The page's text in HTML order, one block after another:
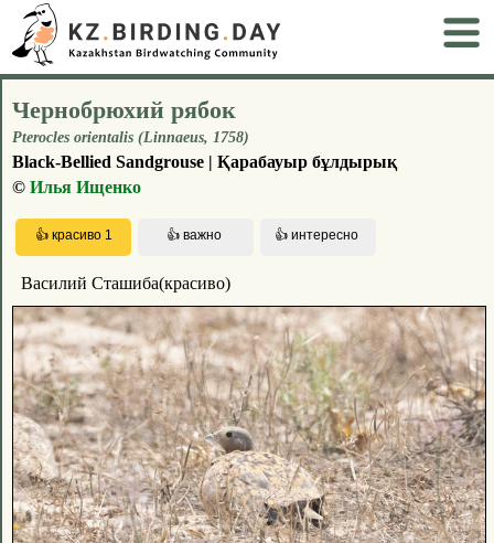
Чернобрюхий рябок
Pterocles orientalis (Linnaeus, 1758)
Black-Bellied Sandgrouse | Қарабауыр бұлдырық
© Илья Ищенко
Василий Сташиба(красиво)